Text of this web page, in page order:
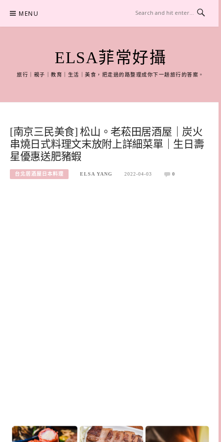
content
MENU
ELSA菲常好攝
旅行｜親子｜教育｜生活｜美食，把走過的路整理成你下一趟旅行的答案。
[南京三民美食] 松山。老菘田居酒屋｜炭火
串燒日式料理文末放附上詳細菜單｜生日壽
星優惠送肥豬蝦
台北居酒屋日本料理 ELSA YANG 2022-04-03 0